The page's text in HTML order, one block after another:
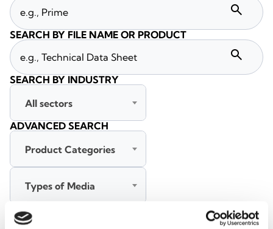
search
SEARCH BY FILE NAME OR PRODUCT
search
SEARCH BY INDUSTRY
All sectors
ADVANCED SEARCH
Product Categories
Types of Media
All languages